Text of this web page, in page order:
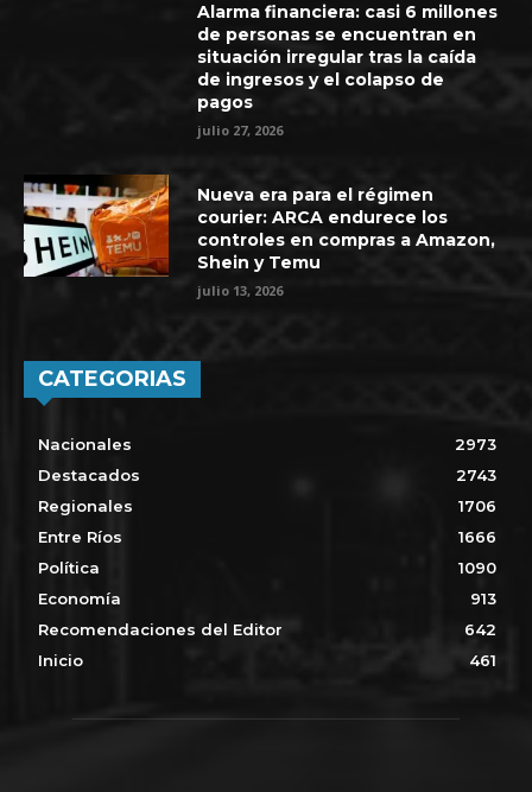
Alarma financiera: casi 6 millones
de personas se encuentran en
situación irregular tras la caída
de ingresos y el colapso de
pagos
julio 27, 2026
Nueva era para el régimen
courier: ARCA endurece los
controles en compras a Amazon,
Shein y Temu
julio 13, 2026
CATEGORIAS
Nacionales
2973
Destacados
2743
Regionales
1706
Entre Ríos
1666
Política
1090
Economía
913
Recomendaciones del Editor
642
Inicio
461